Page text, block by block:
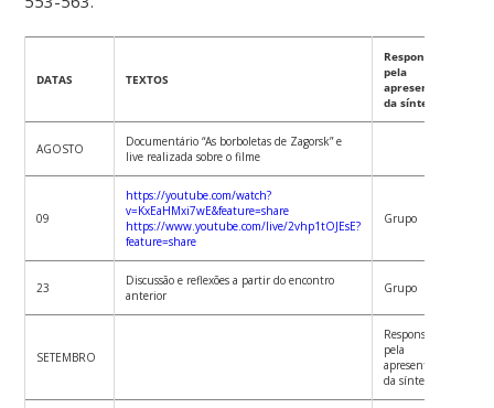
DATAS TEXTOS
Responsável
pela
apresentação
da síntese
AGOSTO
Documentário “As borboletas de Zagorsk” e
live realizada sobre o filme
09
https://youtube.com/watch?
v=KxEaHMxi7wE&feature=share
https://www.youtube.com/live/2vhp1tOJEsE?
feature=share
Grupo
23
Discussão e reflexões a partir do encontro
anterior
Grupo
SETEMBRO
Responsável
pela
apresentação
da síntese